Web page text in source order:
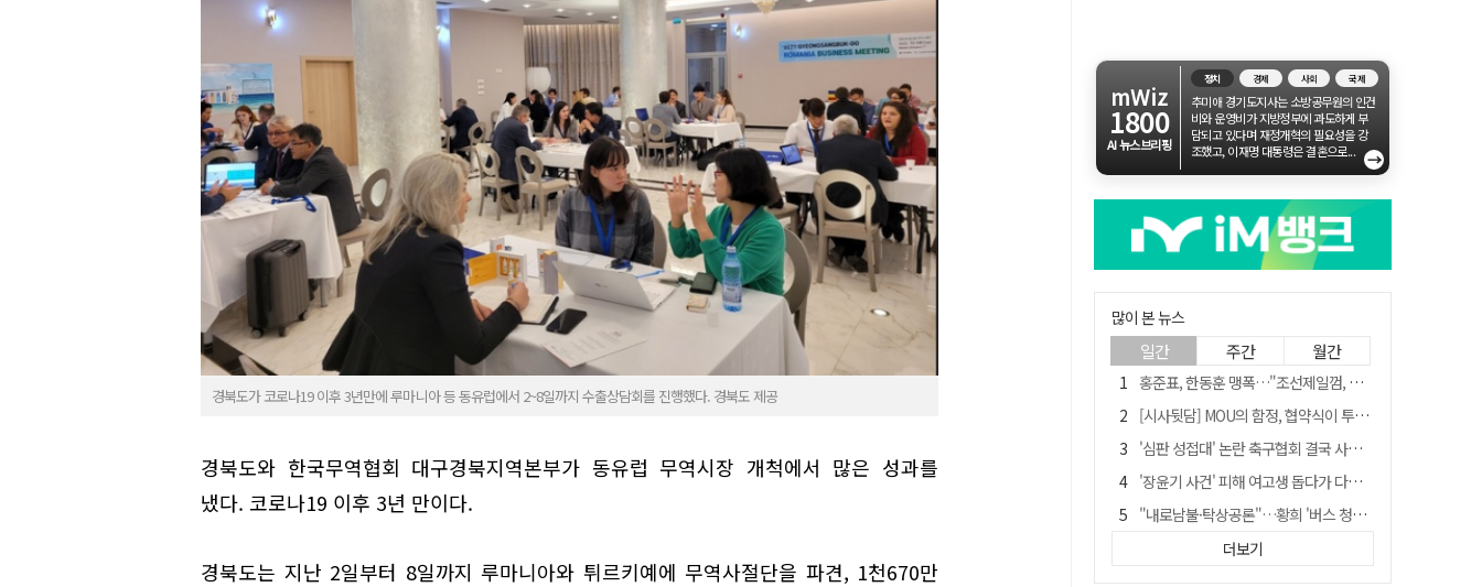
경북도가 코로나19 이후 3년만에 루마니아 등 동유럽에서 2~8일까지 수출상담회를 진행했다. 경북도 제공
경북도와 한국무역협회 대구경북지역본부가 동유럽 무역시장 개척에서 많은 성과를
냈다. 코로나19 이후 3년 만이다.
경북도는 지난 2일부터 8일까지 루마니아와 튀르키예에 무역사절단을 파견, 1천670만
mWiz
1800
AI 뉴스브리핑
정치 경제 사회 국제
추미애 경기도지사는 소방공무원의 인건
비와 운영비가 지방정부에 과도하게 부
담되고 있다며 재정개혁의 필요성을 강
조했고, 이재명 대통령은 결혼으로...
→
많이 본 뉴스
일간 주간 월간
홍준표, 한동훈 맹폭…"조선제일껌, 권력에 살고 권력에 죽었다"
[시사뒷담] MOU의 함정, 협약식이 투자 확정은 아니긴 해
'심판 성접대' 논란 축구협회 결국 사과…"깊이 반성, 쇄신하겠다"
'장윤기 사건' 피해 여고생 돕다가 다친 고교생, 의상자 인정
"내로남불·탁상공론"…황희 '버스 청년주택' 제안에 與 내부서도 쓴소리
"경로당 통장에 비밀번호가 적혀 있다"…전국 돌며 경로당 13곳 턴 30대 구속
더보기